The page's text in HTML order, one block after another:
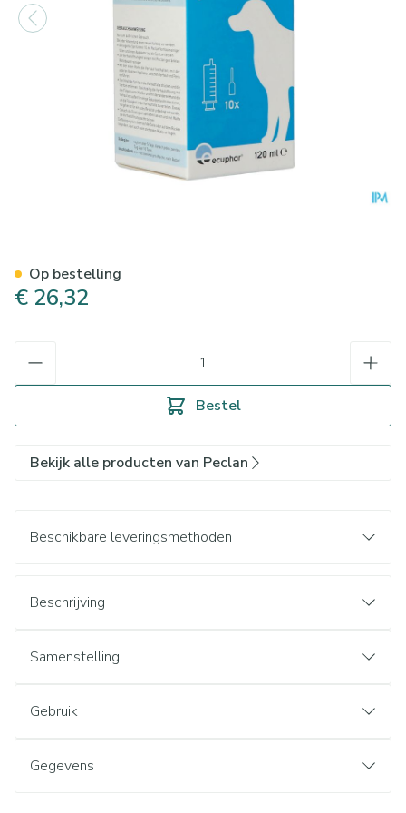
€ 26,32
Bestel
Op bestelling
Bekijk alle producten van Peclan
Beschikbare leveringsmethoden
Beschrijving
Samenstelling
Gebruik
Gegevens